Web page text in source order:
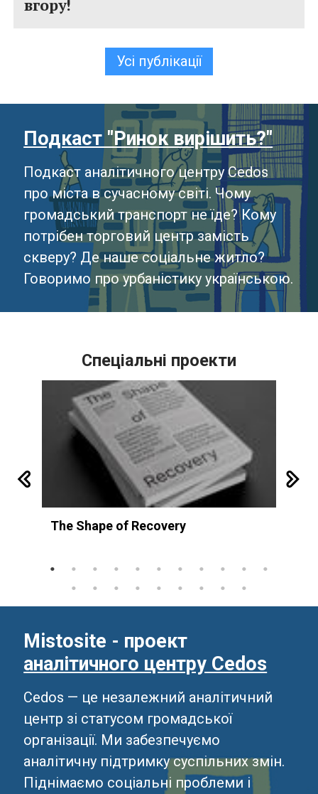
вгору!
Усі публікації
Подкаст "Ринок вирішить?"
Подкаст аналітичного центру Cedos
про міста в сучасному світі. Чому
громадський транспорт не їде? Кому
потрібен торговий центр замість
скверу? Де наше соціальне житло?
Говоримо про урбаністику українською.
Спеціальні проекти
The Shape of Recovery
Mistosite - проект
аналітичного центру Cedos
Cedos — це незалежний аналітичний
центр зі статусом громадської
організації. Ми забезпечуємо
аналітичну підтримку суспільних змін.
Піднімаємо соціальні проблеми і